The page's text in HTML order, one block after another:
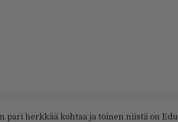
pari herkkää kohtaa ja toinen niistä on Edu